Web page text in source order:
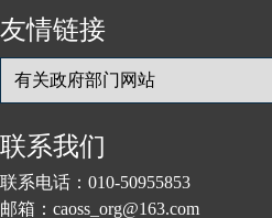
友情链接
联系我们
联系电话：010-50955853
邮箱：caoss_org@163.com